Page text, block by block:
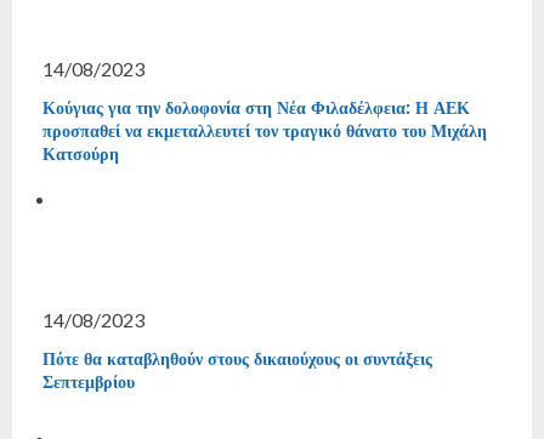
14/08/2023
Κούγιας για την δολοφονία στη Νέα Φιλαδέλφεια: Η ΑΕΚ
προσπαθεί να εκμεταλλευτεί τον τραγικό θάνατο του Μιχάλη
Κατσούρη
14/08/2023
Πότε θα καταβληθούν στους δικαιούχους οι συντάξεις
Σεπτεμβρίου